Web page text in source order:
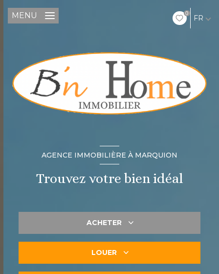
0
FR
MENU
AGENCE IMMOBILIÈRE À MARQUION
Trouvez votre bien idéal
ACHETER
LOUER